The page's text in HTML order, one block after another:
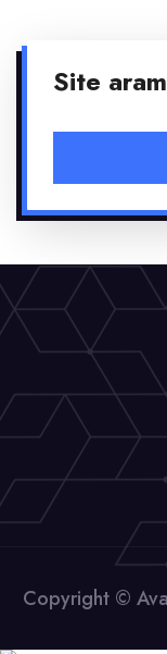
Site
Copyright ©